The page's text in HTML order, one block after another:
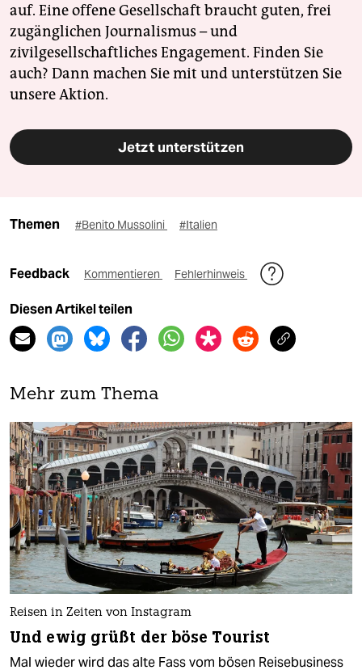
auf. Eine offene Gesellschaft braucht guten, frei
zugänglichen Journalismus – und
zivilgesellschaftliches Engagement. Finden Sie
auch? Dann machen Sie mit und unterstützen Sie
unsere Aktion.
Jetzt unterstützen
Themen #Benito Mussolini #Italien
Feedback Kommentieren Fehlerhinweis
Diesen Artikel teilen
Mehr zum Thema
Reisen in Zeiten von Instagram
Und ewig grüßt der böse Tourist
Mal wieder wird das alte Fass vom bösen Reisebusiness